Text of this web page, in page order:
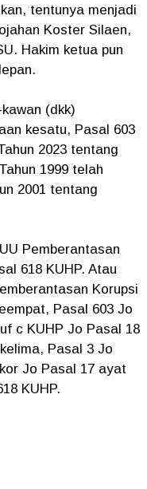
tentunya menjadi
Koster Silaen,
Hakim ketua pun
(dkk)
kesatu, Pasal 603
2023 tentang
1999 telah
2001 tentang
Pemberantasan
618 KUHP. Atau
Korupsi
Pasal 603 Jo
c KUHP Jo Pasal 18
Pasal 3 Jo
Jo Pasal 17 ayat
KUHP.